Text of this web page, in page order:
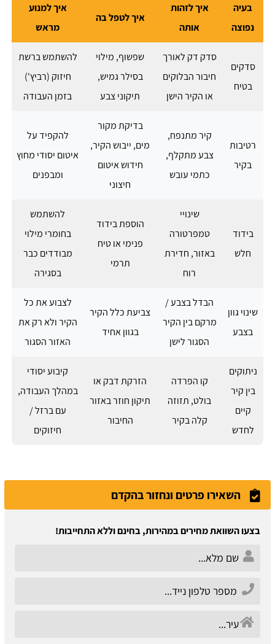
בעיה
נפוצה
איך לזהות
אותה
איך לטפל בה
איך למנוע
מראש
סדקים
בטיח
סדק דק לאורך
חיבור הבלוקים
או הקיר הישן
שפשוף, מילוי
בסילר גמיש,
תיקוני צבע
להשתמש ברשת
חיזוק (רביץ')
בזמן העבודה
רטיבות
בקיר
קיר מתנפח,
צבע מתקלף,
כתמי עובש
בדיקת מקור
מים, ייבוש הקיר,
חידוש איטום
חיצוני
להקפיד על
איטום יסודי מחוץ
ומבפנים
בידוד
חלש
שינויי
טמפרטורה
באזור, חדירת
רוח
הוספת בידוד
פנימי או טיח
תרמי
להשתמש
בחומרי מילוי
מבודדים כבר
בסגירה
שינוי גוון
בצבע
הבדל בצבע /
מרקם בין הקיר
הסגור לישן
צביעת כלל הקיר
בגוון אחיד
לצבוע את כל
הקיר ולא רק את
האזור הסגור
ניתוקים
בין קיר
קיים
לחדש
קו הפרדה
בולט, תזוזה
קלה בקיר
הזרקת דבק או
תיקון חוזר באזור
החיבור
קיבוע יסודי
במהלך העבודה,
עם ברזל /
חיזוקים
השאירו פרטים ונחזור בהקדם
בצעו השוואת מחירים במהירות, בחינם וללא התחייבות!